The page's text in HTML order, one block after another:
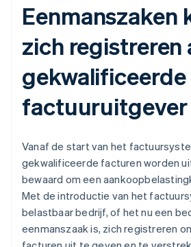
Eenmanszaken
zich registreren
gekwalificeerde
factuuruitgever
Vanaf de start van het
gekwalificeerde facturen worden
bewaard om een
Met de introductie van het
belastbaar bedrijf, of het nu een
eenmanszaak is, zich registreren